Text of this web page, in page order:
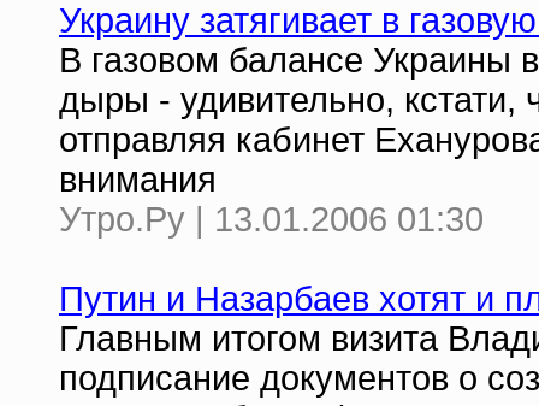
Украину затягивает в
В газовом балансе Украины
дыры - удивительно, кстати,
отправляя кабинет
внимания
Утро.Ру | 13.01.2006 01:30
Путин и Назарбаев хотят и
Главным итогом визита
подписание документов о